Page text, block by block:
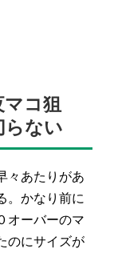
コ狙
らない
々あたりがあ
。かなり前に
オーバーのマ
のにサイズが